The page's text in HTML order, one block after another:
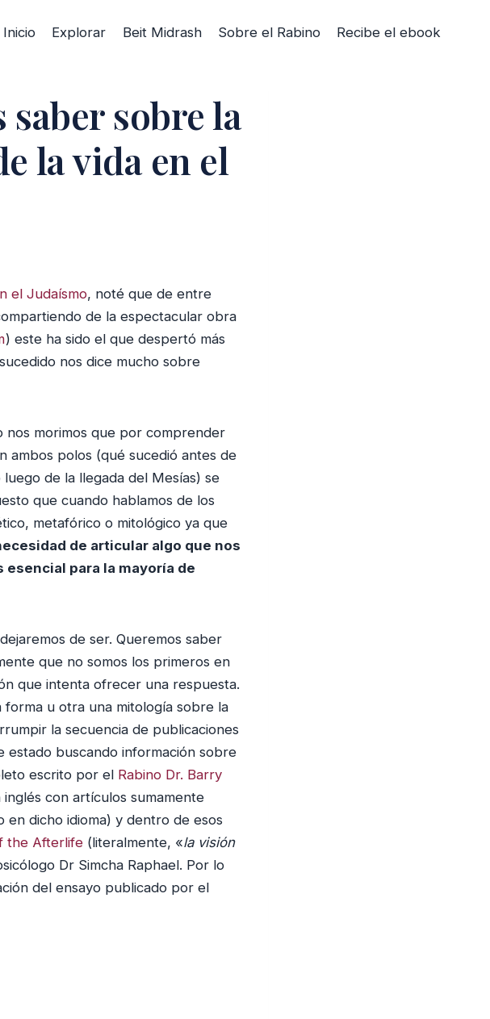
Inicio Explorar Beit Midrash Sobre el Rabino Recibe el ebook
saber sobre la
la vida en el
el Judaísmo, noté que de entre
de la espectacular obra
) este ha sido el que despertó más
nos dice mucho sobre
nos morimos que por comprender
ambos polos (qué sucedió antes de
de la llegada del Mesías) se
que cuando hablamos de los
metafórico o mitológico ya que
de articular algo que nos
para la mayoría de
de ser. Queremos saber
que no somos los primeros en
que intenta ofrecer una respuesta.
u otra una mitología sobre la
la secuencia de publicaciones
estado buscando información sobre
escrito por el Rabino Dr. Barry
con artículos sumamente
dicho idioma) y dentro de esos
the Afterlife (literalmente, «la visión
Dr Simcha Raphael. Por lo
del ensayo publicado por el